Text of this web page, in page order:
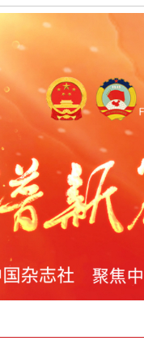
安全竞赛（创新实践能
止最清晰的线粒体蛋白解
行动
打造全民共享的文化盛宴
发展
镇国际陶瓷艺术双年展盛大
代办”暖人心